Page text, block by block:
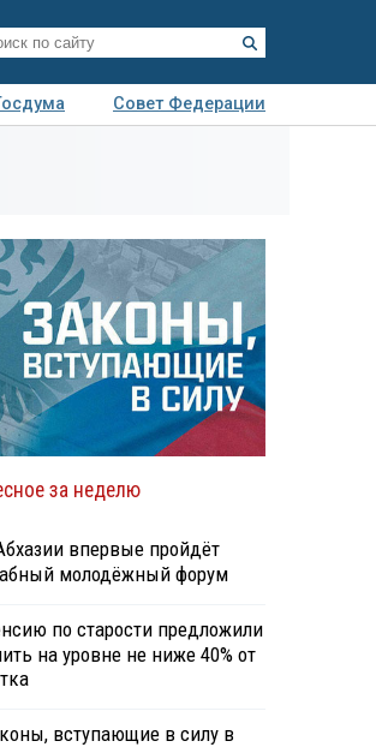
Совет Федерации
за неделю
впервые пройдёт
молодёжный форум
по старости предложили
на уровне не ниже 40% от
вступающие в силу в